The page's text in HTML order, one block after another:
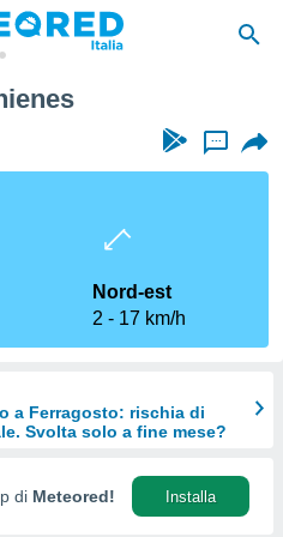
...
Nord-est
2
17 km/h
a Ferragosto: rischia di
Svolta solo a fine mese?
di Meteored! Installa